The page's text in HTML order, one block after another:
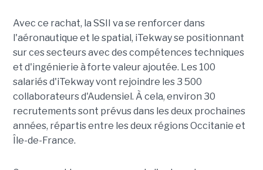
Avec ce rachat, la SSII va se renforcer dans
l'aéronautique et le spatial, iTekway se positionnant
sur ces secteurs avec des compétences techniques
et d'ingénierie à forte valeur ajoutée. Les 100
salariés d'iTekway vont rejoindre les 3 500
collaborateurs d'Audensiel. À cela, environ 30
recrutements sont prévus dans les deux prochaines
années, répartis entre les deux régions Occitanie et
Île-de-France.